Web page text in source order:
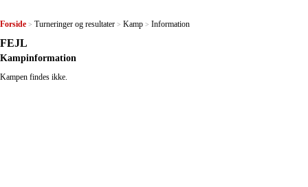
Forside > Turneringer og resultater > Kamp > Information
FEJL
Kampinformation
Kampen findes ikke.